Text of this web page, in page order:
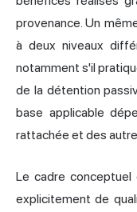
provenance. Un
à deux niveaux
notamment s'il
de la détention
base applicable
rattachée et des
Le cadre
explicitement de